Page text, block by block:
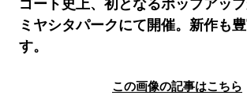
#ととけん #FASHION #MUSIC
#LIFESTYLE #SNEAKER
ゴート史上、初となるポップアッ
ミヤシタパークにて開催。新作も
す。
この画像の記事はこちら